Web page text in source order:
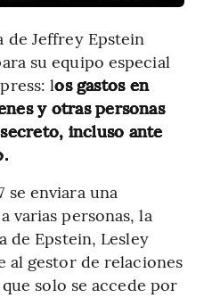
Jeffrey Epstein
su equipo especial
los gastos en
y otras personas
incluso ante
se enviara una
varias personas, la
de Epstein, Lesley
al gestor de relaciones
solo se accede por